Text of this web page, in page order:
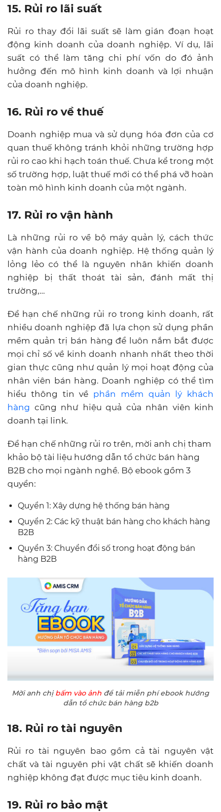
15. Rủi ro lãi suất
Rủi ro thay đổi lãi suất sẽ làm gián đoạn hoạt
động kinh doanh của doanh nghiệp. Ví dụ, lãi
suất có thể làm tăng chi phí vốn do đó ảnh
hưởng đến mô hình kinh doanh và lợi nhuận
của doanh nghiệp.
16. Rủi ro về thuế
Doanh nghiệp mua và sử dụng hóa đơn của cơ
quan thuế không tránh khỏi những trường hợp
rủi ro cao khi hạch toán thuế. Chưa kể trong một
số trường hợp, luật thuế mới có thể phá vỡ hoàn
toàn mô hình kinh doanh của một ngành.
17. Rủi ro vận hành
Là những rủi ro về bộ máy quản lý, cách thức
vận hành của doanh nghiệp. Hệ thống quản lý
lỏng lẻo có thể là nguyên nhân khiến doanh
nghiệp bị thất thoát tài sản, đánh mất thị
trường,…
Để hạn chế những rủi ro trong kinh doanh, rất
nhiều doanh nghiệp đã lựa chọn sử dụng phần
mềm quản trị bán hàng để luôn nắm bắt được
mọi chỉ số về kinh doanh nhanh nhất theo thời
gian thực cũng như quản lý mọi hoạt động của
nhân viên bán hàng. Doanh nghiệp có thể tìm
hiểu thông tin về phần mềm quản lý khách
hàng cũng như hiệu quả của nhân viên kinh
doanh tại link.
Để hạn chế những rủi ro trên, mời anh chị tham
khảo bộ tài liệu hướng dẫn tổ chức bán hàng
B2B cho mọi ngành nghề. Bộ ebook gồm 3
quyển:
Quyển 1: Xây dựng hệ thống bán hàng
Quyển 2: Các kỹ thuật bán hàng cho khách hàng
B2B
Quyển 3: Chuyển đổi số trong hoạt động bán
hàng B2B
Mời anh chịbấm vào ảnh để tải miễn phí ebook hướng
dẫn tổ chức bán hàng b2b
18. Rủi ro tài nguyên
Rủi ro tài nguyên bao gồm cả tài nguyên vật
chất và tài nguyên phi vật chất sẽ khiến doanh
nghiệp không đạt được mục tiêu kinh doanh.
19. Rủi ro bảo mật